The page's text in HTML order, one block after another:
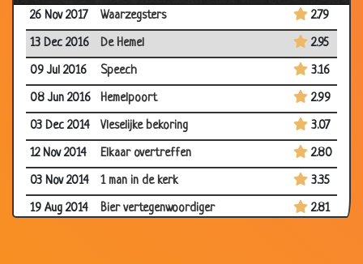
26 Nov 2017
Waarzegsters
2.79
13 Dec 2016
De Hemel
2.95
09 Jul 2016
Speech
3.16
08 Jun 2016
Hemelpoort
2.99
03 Dec 2014
Vleselijke bekoring
3.07
12 Nov 2014
Elkaar overtreffen
2.80
03 Nov 2014
1 man in de kerk
3.35
19 Aug 2014
Bier vertegenwoordiger
2.81